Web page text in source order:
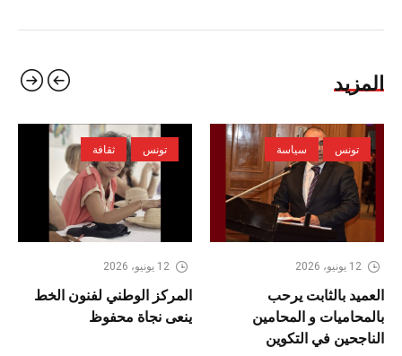
المزيد
تونس سياسة
12 يونيو، 2026
العميد بالثابت يرحب
بالمحاميات و المحامين
الناجحين في التكوين
تونس ثقافة
12 يونيو، 2026
المركز الوطني لفنون الخط
ينعى نجاة محفوظ